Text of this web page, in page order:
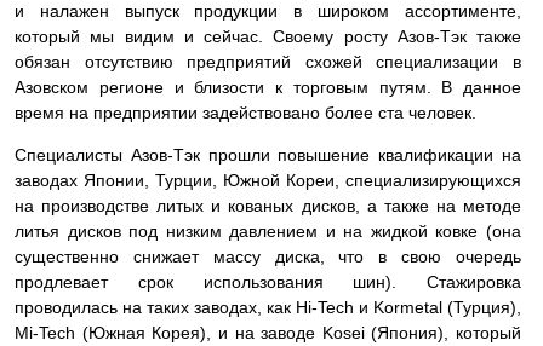
и налажен выпуск продукции в широком ассортименте,
который мы видим и сейчас. Своему росту Азов-Тэк также
обязан отсутствию предприятий схожей специализации в
Азовском регионе и близости к торговым путям. В данное
время на предприятии задействовано более ста человек.
Специалисты Азов-Тэк прошли повышение квалификации на
заводах Японии, Турции, Южной Кореи, специализирующихся
на производстве литых и кованых дисков, а также на методе
литья дисков под низким давлением и на жидкой ковке (она
существенно снижает массу диска, что в свою очередь
продлевает срок использования шин). Стажировка
проводилась на таких заводах, как Hi-Tech и Kormetal (Турция),
Mi-Tech (Южная Корея), и на заводе Kosei (Япония), который